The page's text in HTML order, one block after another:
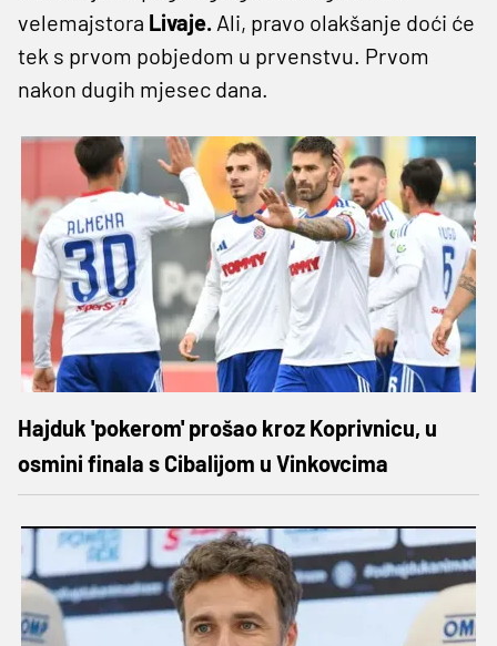
velemajstora Livaje. Ali, pravo olakšanje doći će
tek s prvom pobjedom u prvenstvu. Prvom
nakon dugih mjesec dana.
Hajduk 'pokerom' prošao kroz Koprivnicu, u
osmini finala s Cibalijom u Vinkovcima